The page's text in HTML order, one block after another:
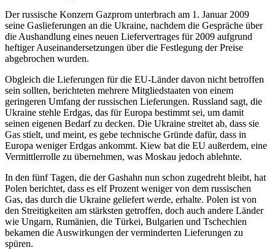
Der russische Konzern Gazprom unterbrach am 1. Januar 2009
seine Gaslieferungen an die Ukraine, nachdem die Gespräche über
die Aushandlung eines neuen Liefervertrages für 2009 aufgrund
heftiger Auseinandersetzungen über die Festlegung der Preise
abgebrochen wurden.
Obgleich die Lieferungen für die EU-Länder davon nicht betroffen
sein sollten, berichteten mehrere Mitgliedstaaten von einem
geringeren Umfang der russischen Lieferungen. Russland sagt, die
Ukraine stehle Erdgas, das für Europa bestimmt sei, um damit
seinen eigenen Bedarf zu decken. Die Ukraine streitet ab, dass sie
Gas stielt, und meint, es gebe technische Gründe dafür, dass in
Europa weniger Erdgas ankommt. Kiew bat die EU außerdem, eine
Vermittlerrolle zu übernehmen, was Moskau jedoch ablehnte.
In den fünf Tagen, die der Gashahn nun schon zugedreht bleibt, hat
Polen berichtet, dass es elf Prozent weniger von dem russischen
Gas, das durch die Ukraine geliefert werde, erhalte. Polen ist von
den Streitigkeiten am stärksten getroffen, doch auch andere Länder
wie Ungarn, Rumänien, die Türkei, Bulgarien und Tschechien
bekamen die Auswirkungen der verminderten Lieferungen zu
spüren.